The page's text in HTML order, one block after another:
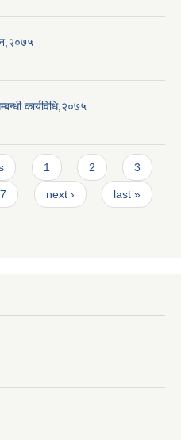
कार्यविधि,२०७५
1 2 3
7 next › last »